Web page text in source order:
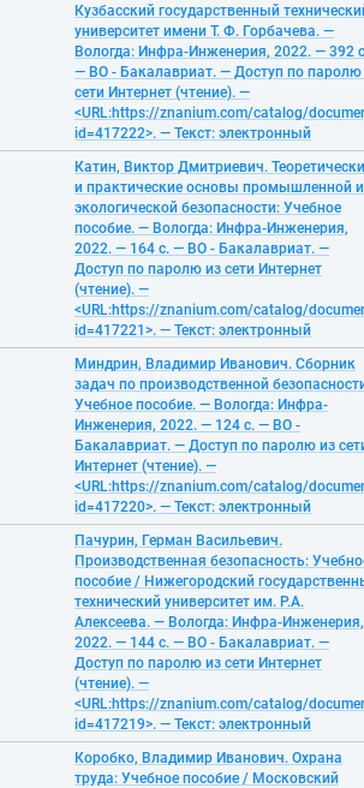
Кузбасский государственный
университет имени Т. Ф. Горбачева. —
Вологда: Инфра-Инженерия, 2022. — 392
— ВО - Бакалавриат. — Доступ по паролю
сети Интернет (чтение). —
<URL:https://znanium.com/catalog/
id=417222>. — Текст: электронный
Катин, Виктор Дмитриевич.
и практические основы промышленной и
экологической безопасности: Учебное
пособие. — Вологда: Инфра-Инженерия,
2022. — 164 с. — ВО - Бакалавриат. —
Доступ по паролю из сети Интернет
(чтение). —
<URL:https://znanium.com/catalog/
id=417221>. — Текст: электронный
Миндрин, Владимир Иванович. Сборник
задач по производственной
Учебное пособие. — Вологда: Инфра-
Инженерия, 2022. — 124 с. — ВО -
Бакалавриат. — Доступ по паролю из
Интернет (чтение). —
<URL:https://znanium.com/catalog/
id=417220>. — Текст: электронный
Пачурин, Герман Васильевич.
Производственная безопасность:
пособие / Нижегородский
технический университет им. Р.А.
Алексеева. — Вологда: Инфра-Инженерия,
2022. — 144 с. — ВО - Бакалавриат. —
Доступ по паролю из сети Интернет
(чтение). —
<URL:https://znanium.com/catalog/
id=417219>. — Текст: электронный
Коробко, Владимир Иванович. Охрана
труда: Учебное пособие / Московский